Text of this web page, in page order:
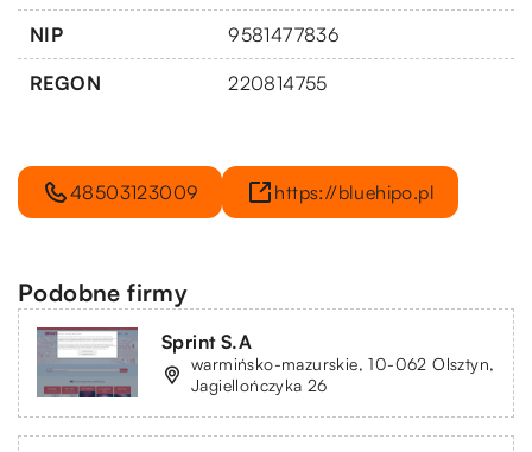
NIP 9581477836
REGON 220814755
48503123009 https://bluehipo.pl
Podobne firmy
Sprint S.A
warmińsko-mazurskie, 10-062 Olsztyn,
Jagiellończyka 26